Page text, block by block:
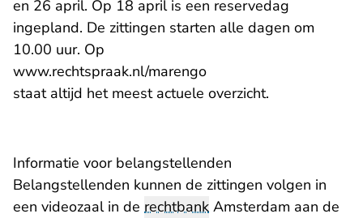
en 26 april. Op 18 april is een reservedag
ingepland. De zittingen starten alle dagen om
10.00 uur. Op
www.rechtspraak.nl/marengo
staat altijd het meest actuele overzicht.
Informatie voor belangstellenden
Belangstellenden kunnen de zittingen volgen in
een videozaal in de rechtbank Amsterdam aan de